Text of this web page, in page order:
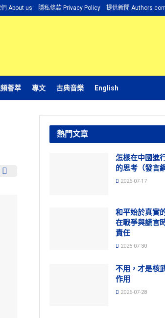
們 About us 隱私條款 Privacy Policy 提供新聞 Authors
薈萃 專文 古典音樂 English
熱門文章
怎樣在中國進
的思考（發言
2026-07-17
和平始於真實
在戰爭與謊言
責任
2026-07-30
不用，才是核
作用
2026-07-28